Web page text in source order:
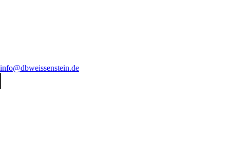
info@dbweissenstein.de